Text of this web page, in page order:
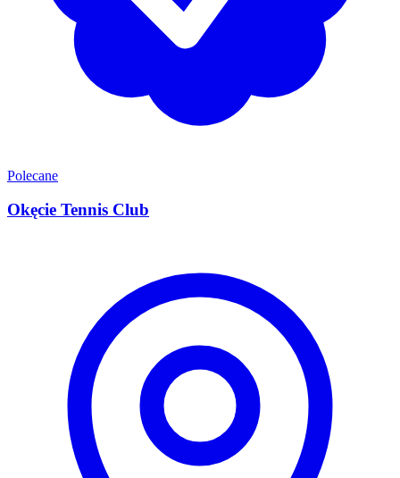
Polecane
Okęcie Tennis Club